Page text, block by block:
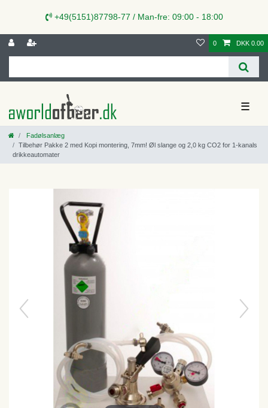
+49(5151)87798-77 / Man-fre: 09:00 - 18:00
0 DKK 0.00
☰
Fadølsanlæg
Tilbehør Pakke 2 med Kopi montering, 7mm! Øl slange og 2,0 kg CO2 for 1-kanals
drikkeautomater